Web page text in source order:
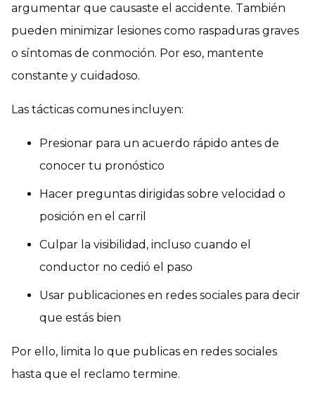
argumentar que causaste el accidente. También
pueden minimizar lesiones como raspaduras graves
o síntomas de conmoción. Por eso, mantente
constante y cuidadoso.
Las tácticas comunes incluyen:
Presionar para un acuerdo rápido antes de
conocer tu pronóstico
Hacer preguntas dirigidas sobre velocidad o
posición en el carril
Culpar la visibilidad, incluso cuando el
conductor no cedió el paso
Usar publicaciones en redes sociales para decir
que estás bien
Por ello, limita lo que publicas en redes sociales
hasta que el reclamo termine.